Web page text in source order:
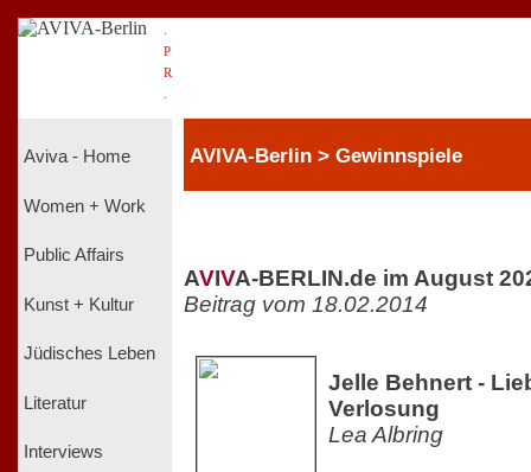
P
R
Aviva - Home
Women + Work
Public Affairs
Kunst + Kultur
Jüdisches Leben
Literatur
Interviews
AVIVA-Berlin > Gewinnspiele
AVIVA-BERLIN.de im August
Beitrag vom 18.02.2014
Jelle Behnert -
Verlosung
Lea Albring